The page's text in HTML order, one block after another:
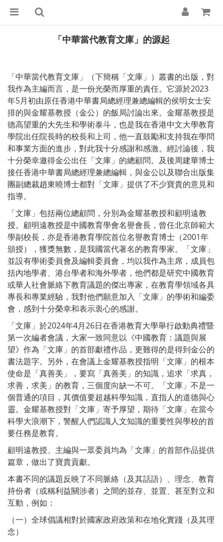
「中華當代教育文庫」的源起
「中華當代教育文庫」（下簡稱「文庫」）叢書的出版，對
我作為主編而言，是一份光榮而厚重的責任。它源於2023
年5月初由原任香港中華書局總經理兼總編輯的侯明女士安
排的與金耀基教授（金公）的飯局討論出來。金耀基教授是
德高望重的大先生和學術泰斗，也是我在香港中文大學教育
學院出任院長時的校長和上司，他一直鼓勵和支持我在學問
和事業方面的進步，對此我十分感謝和感激。經討論後，我
十分榮幸邀得金公出任「文庫」的總顧問。及後周建華博士
接任香港中華書局總經理兼總編輯，與金公以及聯合出版集
團副總裁趙東曉博士都對「文庫」提供了不少寶貴的意見和
指導。
「文庫」包括兩位總顧問，分別為金耀基教授和顧明遠教
授。顧明遠教授是中國教育學會名譽會長，曾任北京師範大
學副校長，亦是香港教育學院首位名譽教育博士（2001年
頒授），獲獎無數，是我國當代著名的教育學家。「文庫」
並設有學術委員會及編輯委員會，均以我作為主席，成員包
括內地學者、港台學者和海外學者，他們都是研究中國教育
或華人社會脈絡下教育議題的傑出專家，在教育學領域各具
專長和專業經驗，我對他們願意加入「文庫」的學術和編委
會，感到十分榮幸和表示衷心的感謝。
「文庫」於2024年4月26日在香港教育大學舉行啟動典禮暨
第一次編者會議，大家一致同意以《中國教育：議題與展
望》作為「文庫」的首部獻禮作品，更難得的是得到金公的
書法題字。另外，在會議上金耀基教授指明「文庫」的根本
使命是「真善美」，要寫「真善美」的知識，追求「求真，
求善，求美」的教育，三個度向缺一不可。「文庫」不是一
個普通的項目，其價值要超越科學知識，直指人的道德與心
靈。金耀基教授對「文庫」寄予厚望，期待「文庫」在當今
科學大浪潮下，警醒人們認識人文知識的重要性與學校的首
要任務是教育。
顧明遠教授、主編與一眾委員均為「文庫」的首部作品提供
篇章，做出了寶貴貢獻。
本書不同的議題反映了不同脈絡（及其話語）、理念、教育
持份者（或稱利益關涉者）之間的並存、並置、甚至對立和
互動，例如：
（一）全球倡議相對於國家政府政策和在地化實踐（及其理
念）